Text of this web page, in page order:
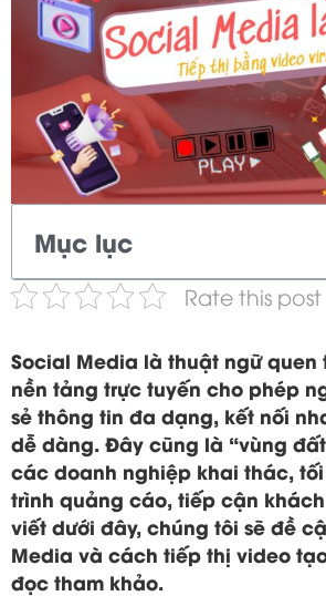
Mục lục
Rate this post
Social Media là thuật ngữ
nền tảng trực tuyến cho phép
sẻ thông tin đa dạng, kết nối
dễ dàng. Đây cũng là “vùng
các doanh nghiệp khai thác,
trình quảng cáo, tiếp cận
viết dưới đây, chúng tôi sẽ đề
Media và cách tiếp thị video
đọc tham khảo.